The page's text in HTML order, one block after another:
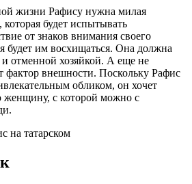
жизни Рафису нужна милая
будет испытывать
от знаков внимания своего
будет им восхищаться. Она должна
отменной хозяйкой. А еще не
фактор внешности. Поскольку Рафис
обликом, он хочет
женщину, с которой можно с